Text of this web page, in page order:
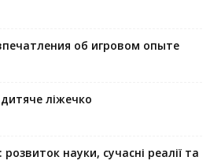
об игровом опыте
ліжечко
науки, сучасні реалії та